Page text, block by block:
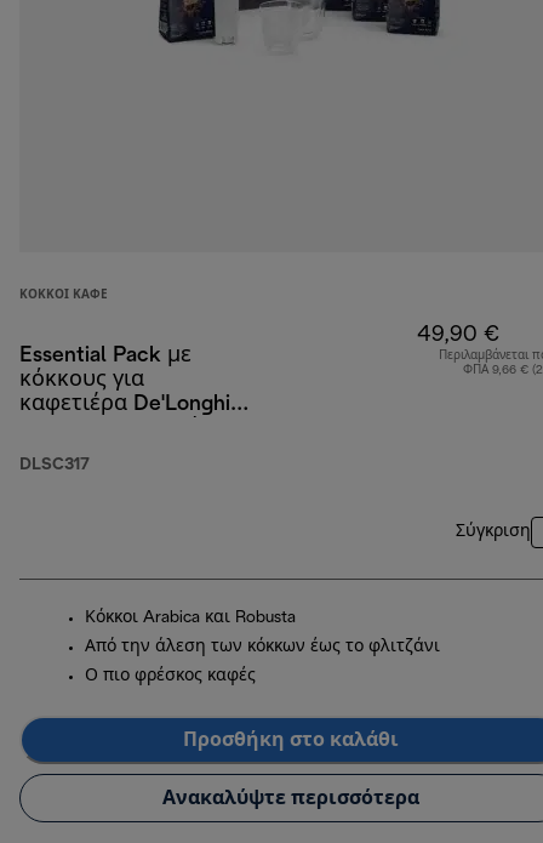
ΚΌΚΚΟΙ ΚΑΦΈ
Essential Pack με
κόκκους για
καφετιέρα De'Longhi,
cappuccino και
DLSC317
49,90 €
Περιλαμβάνεται
ΦΠΑ 9,66 €
Σύγκριση
Κόκκοι Arabica και Robusta
Από την άλεση των κόκκων έως το φλιτζάνι
Ο πιο φρέσκος καφές
Προσθήκη στο καλάθι
Ανακαλύψτε περισσότερα